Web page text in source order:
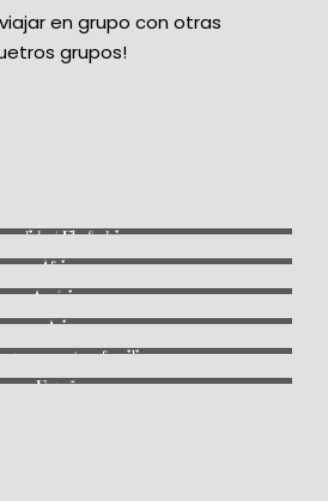
en grupo con otras
grupos!
/ Fly & drive
África
América
Asia
con otras familias
España